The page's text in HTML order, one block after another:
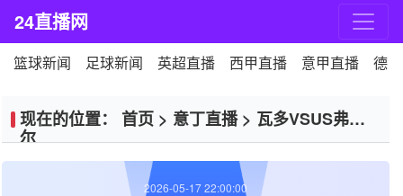
24直播网
篮球新闻 足球新闻 英超直播 西甲直播 意甲直播 德
现在的位置： 首页 > 意丁直播> 瓦多VSUS弗格
尔
2026-05-17 22:00:00